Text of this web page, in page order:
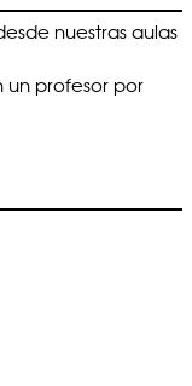
nuestras aulas
un profesor por